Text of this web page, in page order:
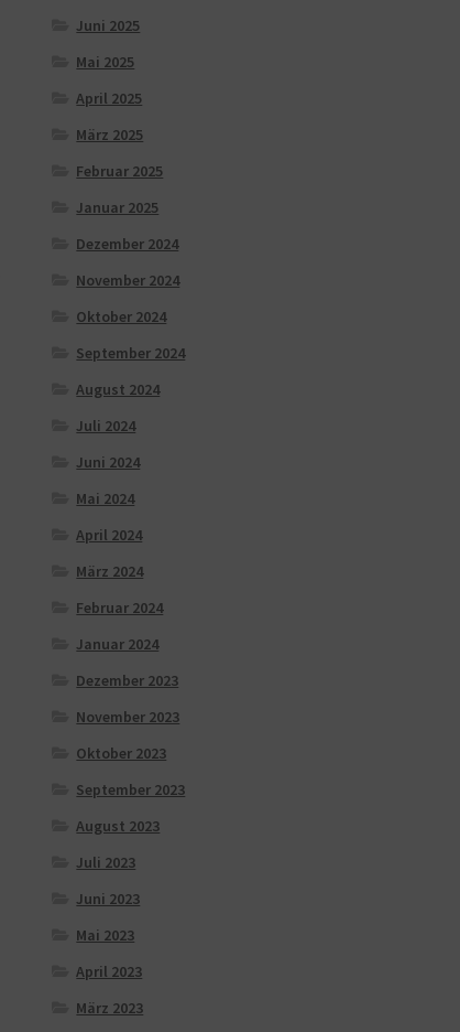
Juni 2025
Mai 2025
April 2025
März 2025
Februar 2025
Januar 2025
Dezember 2024
November 2024
Oktober 2024
September 2024
August 2024
Juli 2024
Juni 2024
Mai 2024
April 2024
März 2024
Februar 2024
Januar 2024
Dezember 2023
November 2023
Oktober 2023
September 2023
August 2023
Juli 2023
Juni 2023
Mai 2023
April 2023
März 2023